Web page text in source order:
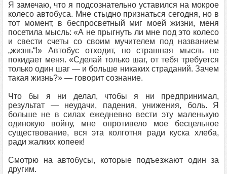
Я замечаю, что я подсознательно уставился на мокрое
колесо автобуса. Мне стыдно признаться сегодня, но в
тот момент, в беспросветный миг моей жизни, меня
посетила мысль: «А не прыгнуть ли мне под это колесо
и свести счеты со своим мучителем под названием
„жизнь“!» Автобус отходит, но страшная мысль не
покидает меня. «Сделай только шаг, от тебя требуется
только один шаг — и больше никаких страданий. Зачем
такая жизнь?» — говорит сознание.
Что бы я ни делал, чтобы я ни предпринимал,
результат — неудачи, падения, унижения, боль. Я
больше не в силах ежедневно вести эту маленькую
одинокую войну, мне опротивело мое бесцельное
существование, вся эта колготня ради куска хлеба,
ради жалких копеек!
Смотрю на автобусы, которые подъезжают один за
другим.